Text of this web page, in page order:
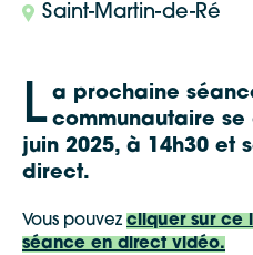
Saint-Martin-de-Ré
L a prochaine
communautaire se
juin 2025, à 14h30 et
direct.
Vous pouvez cliquer sur ce
séance en direct vidéo.